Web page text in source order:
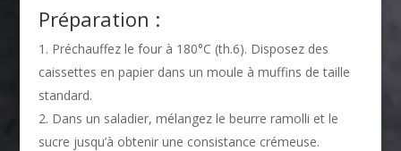
Préparation :
Préchauffez le four à 180°C (th.6). Disposez des
caissettes en papier dans un moule à muffins de taille
standard.
Dans un saladier, mélangez le beurre ramolli et le
sucre jusqu’à obtenir une consistance crémeuse.